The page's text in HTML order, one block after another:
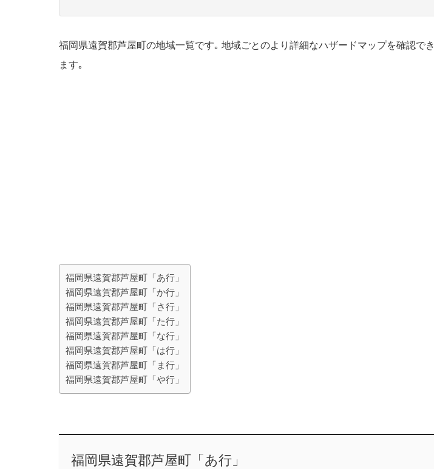
福岡県遠賀郡芦屋町の地域一覧です｡ 地域ごとのより詳細なハザードマップを確認でき
ます｡
福岡県遠賀郡芦屋町「あ行」
福岡県遠賀郡芦屋町「か行」
福岡県遠賀郡芦屋町「さ行」
福岡県遠賀郡芦屋町「た行」
福岡県遠賀郡芦屋町「な行」
福岡県遠賀郡芦屋町「は行」
福岡県遠賀郡芦屋町「ま行」
福岡県遠賀郡芦屋町「や行」
福岡県遠賀郡芦屋町「あ行」